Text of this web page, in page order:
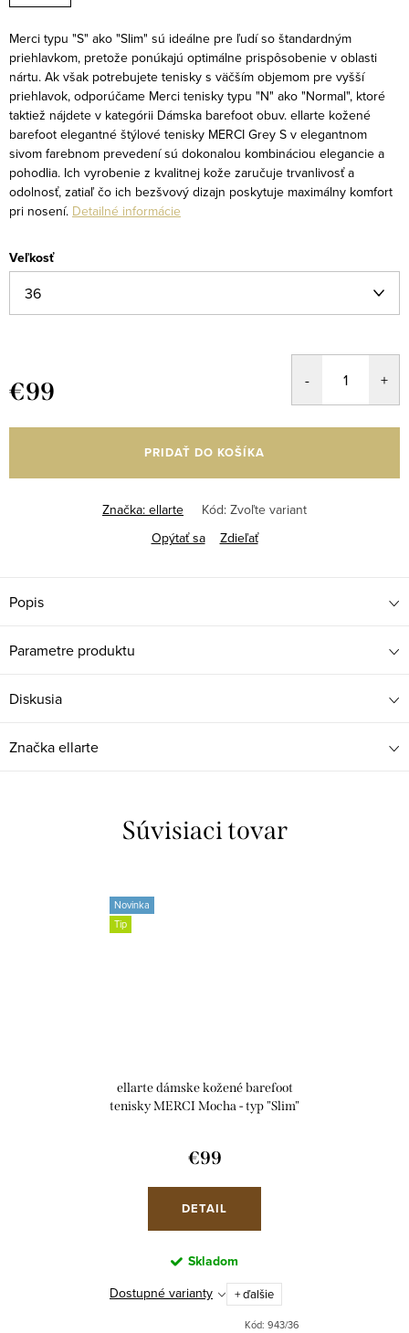
Merci typu "S" ako "Slim" sú ideálne pre ľudí so štandardným
priehlavkom, pretože ponúkajú optimálne prispôsobenie v oblasti
nártu. Ak však potrebujete tenisky s väčším objemom pre vyšší
priehlavok, odporúčame Merci tenisky typu "N" ako "Normal", ktoré
taktiež nájdete v kategórii Dámska barefoot obuv. ellarte kožené
barefoot elegantné štýlové tenisky MERCI Grey S v elegantnom
sivom farebnom prevedení sú dokonalou kombináciou elegancie a
pohodlia. Ich vyrobenie z kvalitnej kože zaručuje trvanlivosť a
odolnosť, zatiaľ čo ich bezšvový dizajn poskytuje maximálny komfort
pri nosení. Detailné informácie
Veľkosť
€99
cena:
PRIDAŤ DO KOŠÍKA
Značka: ellarte Kód: Zvoľte variant
Opýtať sa
Zdieľať
Popis
Parametre produktu
Diskusia
Značkaellarte
Súvisiaci tovar
Novinka
Tip
ellarte dámske kožené barefoot
tenisky MERCI Mocha - typ "Slim"
€99
DETAIL
Skladom
Dostupné varianty + ďalšie
Kód: 943/36